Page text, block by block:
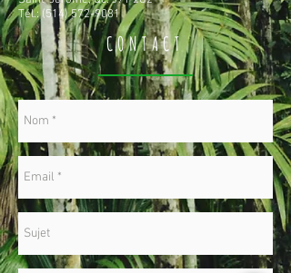
Tél.:(514) 572-9081
CONTACT